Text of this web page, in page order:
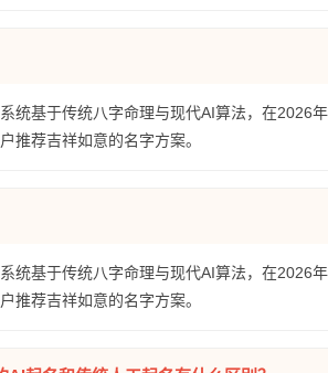
统基于传统八字命理与现代AI算法，在2026
推荐吉祥如意的名字方案。
统基于传统八字命理与现代AI算法，在2026
推荐吉祥如意的名字方案。